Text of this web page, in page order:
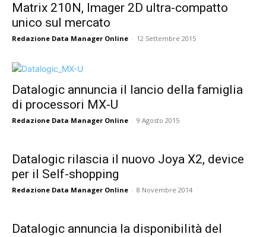
Matrix 210N, Imager 2D ultra-compatto
unico sul mercato
Redazione Data Manager Online - 12 Settembre 2015
Datalogic annuncia il lancio della famiglia
di processori MX-U
Redazione Data Manager Online - 9 Agosto 2015
Datalogic rilascia il nuovo Joya X2, device
per il Self-shopping
Redazione Data Manager Online - 8 Novembre 2014
Datalogic annuncia la disponibilità del